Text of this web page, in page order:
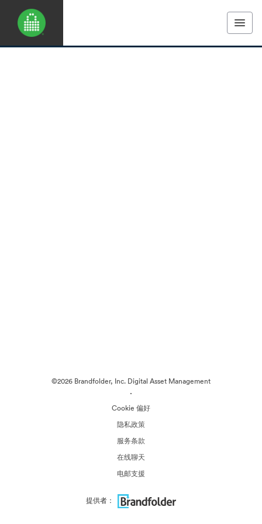
©2026 Brandfolder, Inc. Digital Asset Management
·
Cookie 偏好
隐私政策
服务条款
在线聊天
电邮支援
提供者：